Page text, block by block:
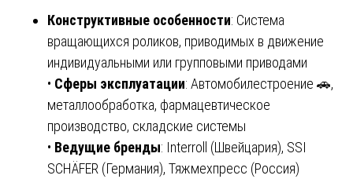
Конструктивные особенности: Система
вращающихся роликов, приводимых в движение
индивидуальными или групповыми приводами
• Сферы эксплуатации: Автомобилестроение 🚗,
металлообработка, фармацевтическое
производство, складские системы
• Ведущие бренды: Interroll (Швейцария), SSI
SCHÄFER (Германия), Тяжмехпресс (Россия)